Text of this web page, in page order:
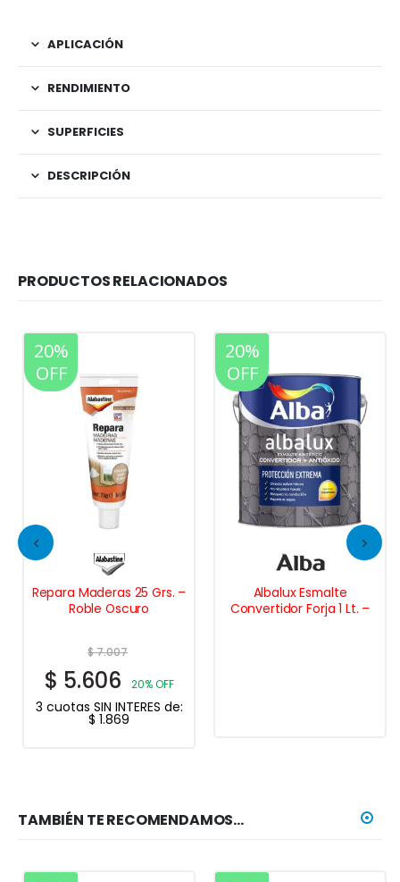
APLICACIÓN
RENDIMIENTO
SUPERFICIES
DESCRIPCIÓN
PRODUCTOS RELACIONADOS
20%
OFF
Repara Maderas 25 Grs. –
Roble Oscuro
$7.007
$ 5.606 20% OFF
3 cuotas SIN INTERES de:
$ 1.869
20%
OFF
Albalux Esmalte
Convertidor Forja 1 Lt. –
TAMBIÉN TE RECOMENDAMOS…